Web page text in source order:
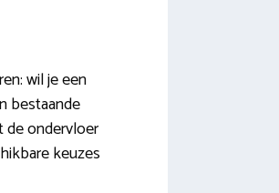
wil je een
bestaande
de ondervloer
keuzes